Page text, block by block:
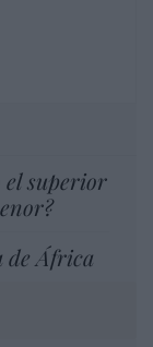
el superior
de África